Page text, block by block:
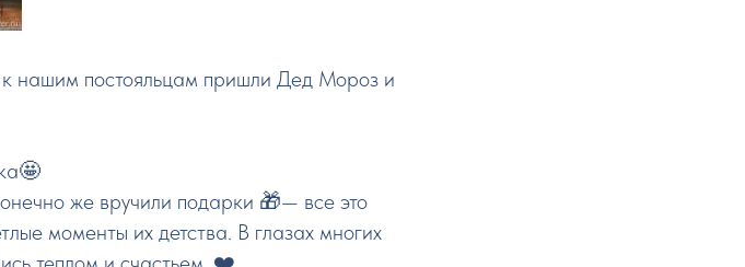
нашим постояльцам пришли Дед Мороз и
же вручили подарки 🎁— все это
моменты их детства. В глазах многих